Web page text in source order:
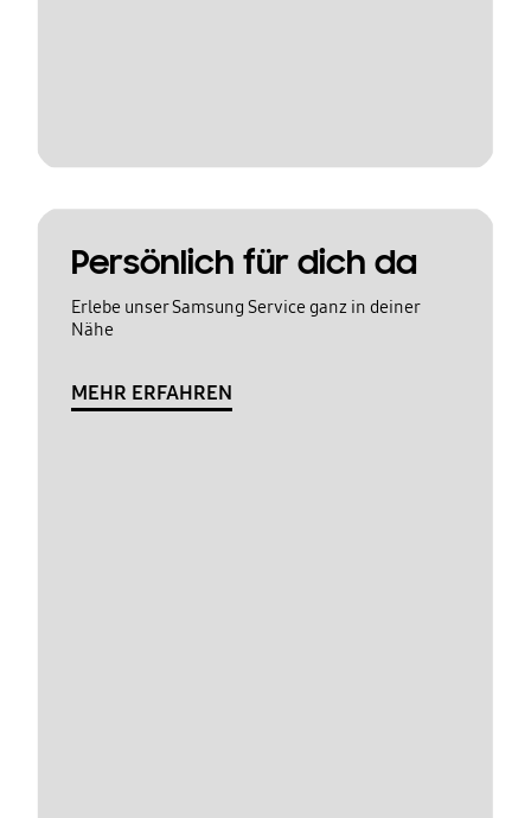
Persönlich für dich da
Erlebe unser Samsung Service ganz in deiner
Nähe
MEHR ERFAHREN